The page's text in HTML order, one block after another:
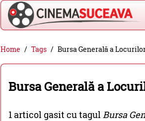
Cinema
Suceava
-
filme
cinema,
Home Tags Bursa Generală a
Bursa Generală a
1 articol gasit cu tagulBursa